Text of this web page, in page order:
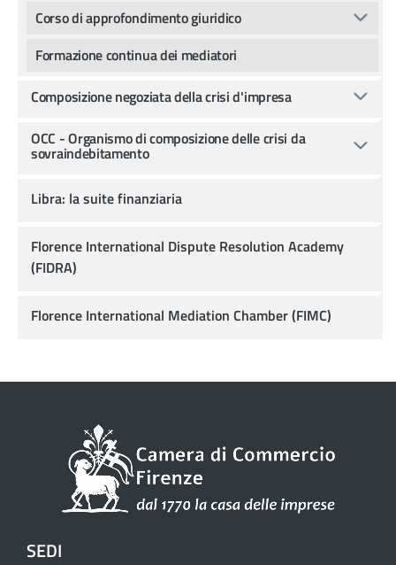
Corso di approfondimento giuridico
Formazione continua dei mediatori
Composizione negoziata della crisi d'impresa
OCC - Organismo di composizione delle crisi da
sovraindebitamento
Libra: la suite finanziaria
Florence International Dispute Resolution Academy
(FIDRA)
Florence International Mediation Chamber (FIMC)
SEDI